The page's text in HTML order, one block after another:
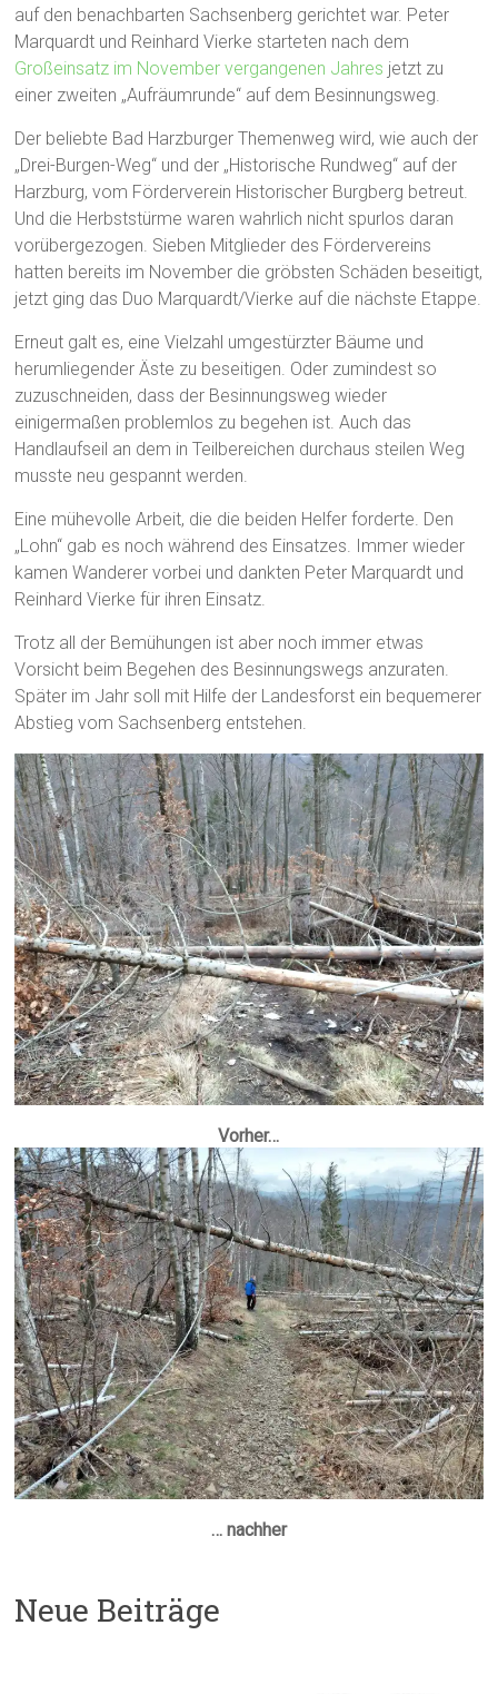
auf den benachbarten Sachsenberg gerichtet war. Peter
Marquardt und Reinhard Vierke starteten nach dem
Großeinsatz im November vergangenen Jahres jetzt zu
einer zweiten „Aufräumrunde“ auf dem Besinnungsweg.
Der beliebte Bad Harzburger Themenweg wird, wie auch der
„Drei-Burgen-Weg“ und der „Historische Rundweg“ auf der
Harzburg, vom Förderverein Historischer Burgberg betreut.
Und die Herbststürme waren wahrlich nicht spurlos daran
vorübergezogen. Sieben Mitglieder des Fördervereins
hatten bereits im November die gröbsten Schäden beseitigt,
jetzt ging das Duo Marquardt/Vierke auf die nächste Etappe.
Erneut galt es, eine Vielzahl umgestürzter Bäume und
herumliegender Äste zu beseitigen. Oder zumindest so
zuzuschneiden, dass der Besinnungsweg wieder
einigermaßen problemlos zu begehen ist. Auch das
Handlaufseil an dem in Teilbereichen durchaus steilen Weg
musste neu gespannt werden.
Eine mühevolle Arbeit, die die beiden Helfer forderte. Den
„Lohn“ gab es noch während des Einsatzes. Immer wieder
kamen Wanderer vorbei und dankten Peter Marquardt und
Reinhard Vierke für ihren Einsatz.
Trotz all der Bemühungen ist aber noch immer etwas
Vorsicht beim Begehen des Besinnungswegs anzuraten.
Später im Jahr soll mit Hilfe der Landesforst ein bequemerer
Abstieg vom Sachsenberg entstehen.
Vorher…
… nachher
Neue Beiträge